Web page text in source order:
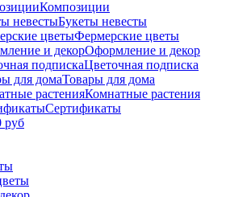
Композиции
Букеты невесты
Фермерские цветы
Оформление и декор
Цветочная подписка
Товары для дома
Комнатные растения
Сертификаты
руб